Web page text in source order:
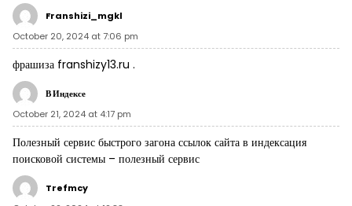
Franshizi_mgkl
October 20, 2024 at 7:06 pm
фрашиза franshizy13.ru .
В Индексе
October 21, 2024 at 4:17 pm
Полезный сервис быстрого загона ссылок сайта в индексация
поисковой системы – полезный сервис
Trefmcy